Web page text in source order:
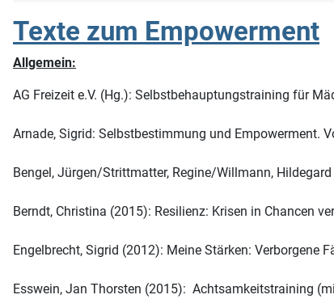
Texte zum Empowerment
Allgemein:
AG Freizeit e.V. (Hg.): Selbstbehauptungstraining für
Arnade, Sigrid: Selbstbestimmung und Empowerment.
Bengel, Jürgen/Strittmatter, Regine/Willmann,
Berndt, Christina (2015): Resilienz: Krisen in Chancen
Engelbrecht, Sigrid (2012): Meine Stärken: Verborgene
Esswein, Jan Thorsten (2015): Achtsamkeitstraining